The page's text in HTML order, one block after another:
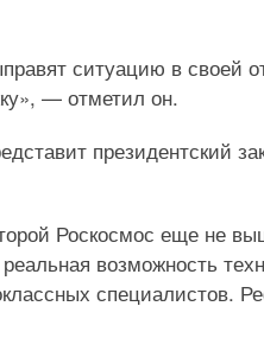
ситуацию в своей
— отметил он.
президентский
Роскосмос еще не
возможность
специалистов.